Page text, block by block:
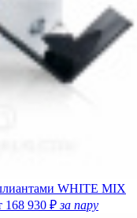
WHITE MIX
168 930 ₽за пару